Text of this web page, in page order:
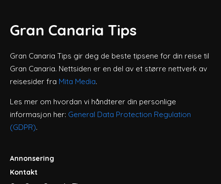
Gran Canaria Tips
Gran Canaria Tips gir deg de beste tipsene for din reise til
Gran Canaria. Nettsiden er en del av et større nettverk av
reisesider fra Mita Media.
Les mer om hvordan vi håndterer din personlige
informasjon her: General Data Protection Regulation
(GDPR).
Annonsering
Kontakt